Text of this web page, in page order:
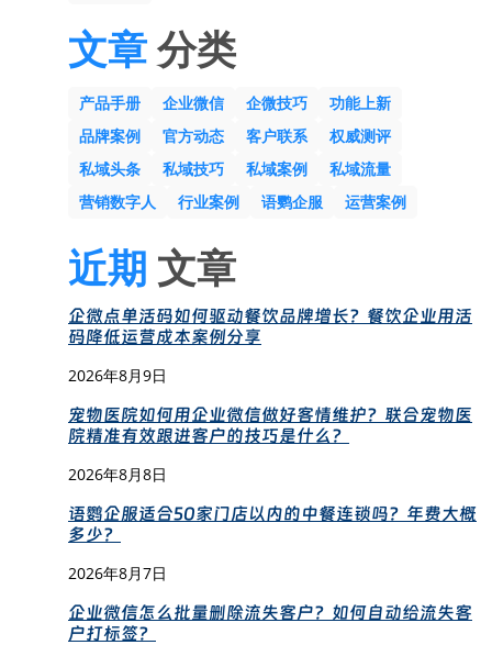
文章分类
产品手册 企业微信 企微技巧
功能上新
品牌案例
官方动态 客户联系
权威测评
私域头条
私域技巧 私域案例
私域流量
营销数字人
行业案例 语鹦企服 运营案例
近期 文章
企微点单活码如何驱动餐饮品牌增长？餐饮企业用活
码降低运营成本案例分享
2026年8月9日
宠物医院如何用企业微信做好客情维护？联合宠物医
院精准有效跟进客户的技巧是什么？
2026年8月8日
语鹦企服适合50家门店以内的中餐连锁吗？年费大概
多少？
2026年8月7日
企业微信怎么批量删除流失客户？如何自动给流失客
户打标签？